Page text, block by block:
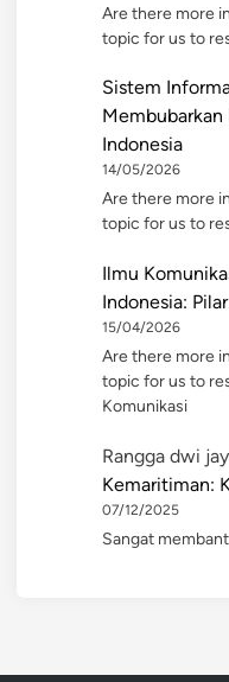
Are there more
topic for us to
Sistem
Membubarkan
Indonesia
14/05/2026
Are there more
topic for us to
Ilmu
Indonesia:
15/04/2026
Are there more
topic for us to
Komunikasi
Rangga dwi
Kemaritiman:
07/12/2025
Sangat